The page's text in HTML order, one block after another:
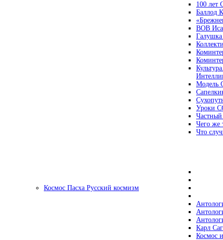
100 лет
Баллод
ВОВ
Модель
Уроки
Чего же
Что
Космос Пасха Русский космизм
Карл
Космос